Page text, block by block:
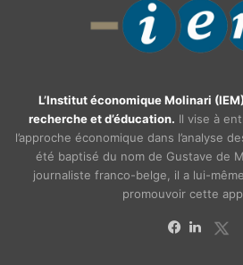
L’Institut économique Molinari
recherche et d’éducation. Il vise à
l’approche économique dans l’analyse
été baptisé du nom de Gustave de
journaliste franco-belge, il a lui-
promouvoir cette